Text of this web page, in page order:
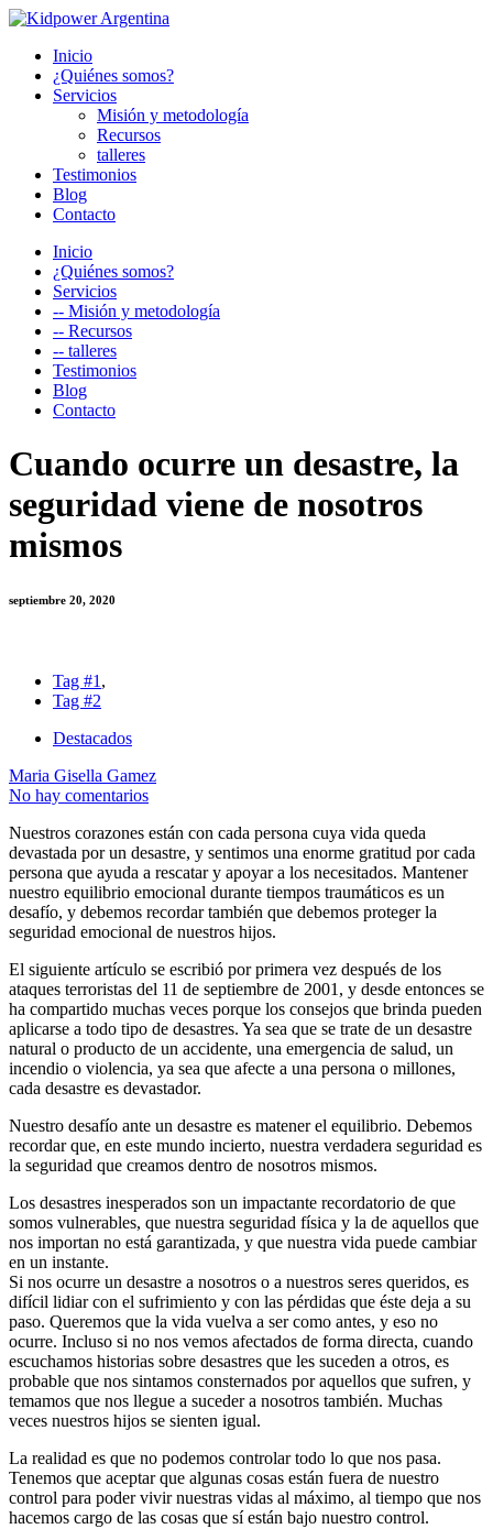
Inicio
¿Quiénes somos?
Servicios
Misión y metodología
Recursos
talleres
Testimonios
Blog
Contacto
Inicio
¿Quiénes somos?
Servicios
-- Misión y metodología
-- Recursos
-- talleres
Testimonios
Blog
Contacto
Cuando ocurre un desastre, la
seguridad viene de nosotros
mismos
septiembre 20, 2020
Tag #1 ,
Tag #2
Destacados
Maria Gisella Gamez
No hay comentarios
Nuestros corazones están con cada persona cuya vida queda
devastada por un desastre, y sentimos una enorme gratitud por cada
persona que ayuda a rescatar y apoyar a los necesitados. Mantener
nuestro equilibrio emocional durante tiempos traumáticos es un
desafío, y debemos recordar también que debemos proteger la
seguridad emocional de nuestros hijos.
El siguiente artículo se escribió por primera vez después de los
ataques terroristas del 11 de septiembre de 2001, y desde entonces se
ha compartido muchas veces porque los consejos que brinda pueden
aplicarse a todo tipo de desastres. Ya sea que se trate de un desastre
natural o producto de un accidente, una emergencia de salud, un
incendio o violencia, ya sea que afecte a una persona o millones,
cada desastre es devastador.
Nuestro desafío ante un desastre es matener el equilibrio. Debemos
recordar que, en este mundo incierto, nuestra verdadera seguridad es
la seguridad que creamos dentro de nosotros mismos.
Los desastres inesperados son un impactante recordatorio de que
somos vulnerables, que nuestra seguridad física y la de aquellos que
nos importan no está garantizada, y que nuestra vida puede cambiar
en un instante.
Si nos ocurre un desastre a nosotros o a nuestros seres queridos, es
difícil lidiar con el sufrimiento y con las pérdidas que éste deja a su
paso. Queremos que la vida vuelva a ser como antes, y eso no
ocurre. Incluso si no nos vemos afectados de forma directa, cuando
escuchamos historias sobre desastres que les suceden a otros, es
probable que nos sintamos consternados por aquellos que sufren, y
temamos que nos llegue a suceder a nosotros también. Muchas
veces nuestros hijos se sienten igual.
La realidad es que no podemos controlar todo lo que nos pasa.
Tenemos que aceptar que algunas cosas están fuera de nuestro
control para poder vivir nuestras vidas al máximo, al tiempo que nos
hacemos cargo de las cosas que sí están bajo nuestro control.